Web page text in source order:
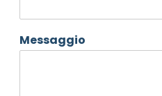
Messaggio